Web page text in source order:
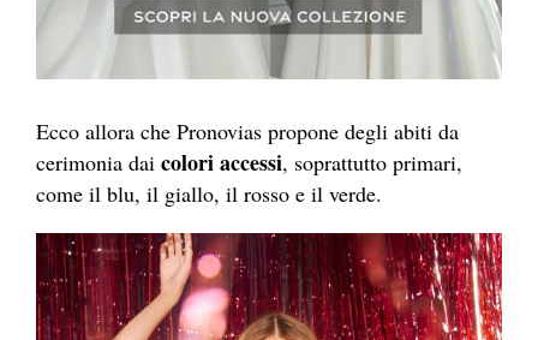
Ecco allora che Pronovias propone degli abiti da
cerimonia dai colori accessi, soprattutto primari,
come il blu, il giallo, il rosso e il verde.